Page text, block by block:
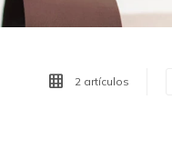
2 artículos